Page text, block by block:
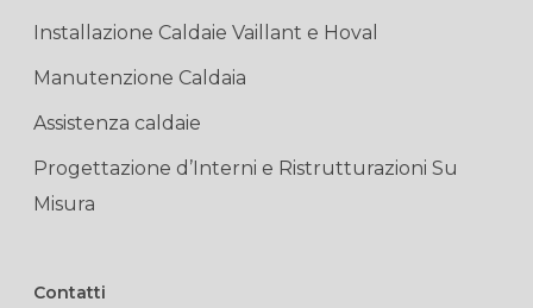
Installazione Caldaie Vaillant e Hoval
Manutenzione Caldaia
Assistenza caldaie
Progettazione d’Interni e Ristrutturazioni Su
Misura
Contatti